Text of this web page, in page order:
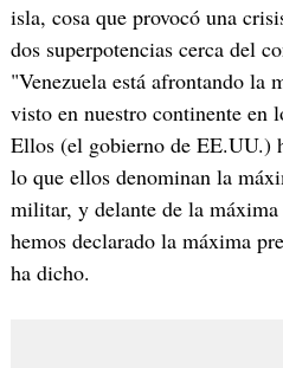
isla, cosa que provocó una
dos superpotencias cerca del
"Venezuela está afrontando la
visto en nuestro continente en
Ellos (el gobierno de EE.UU.)
lo que ellos denominan la
militar, y delante de la
hemos declarado la máxima
ha dicho.